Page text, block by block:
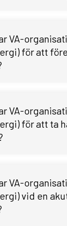
VA-
att förebygga
VA-
för att ta hand
VA-
vid en akut